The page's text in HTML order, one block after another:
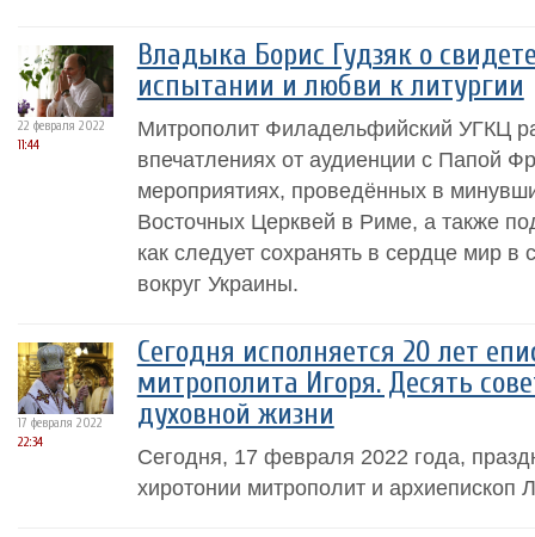
22 февраля 2022
11:44
Владыка Борис Гудзяк о
испытании и любви к литургии
Митрополит Филадельфийский УГКЦ
впечатлениях от аудиенции с Папой
мероприятиях, проведённых в
Восточных Церквей в Риме, а также
как следует сохранять в сердце мир в
вокруг Украины.
17 февраля 2022
22:34
Сегодня исполняется 20 лет
митрополита Игоря. Десять
духовной жизни
Сегодня, 17 февраля 2022 года,
хиротонии митрополит и архиепископ